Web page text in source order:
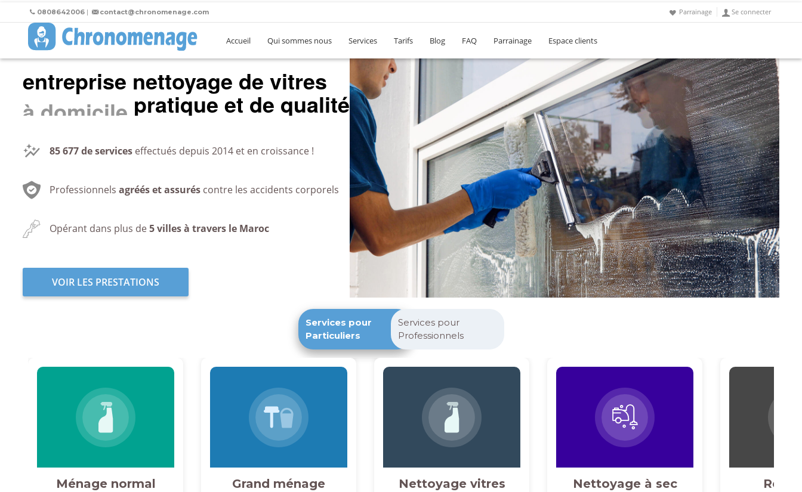
0808642006 | contact@chronomenage.com Parrainage Se connecter
Accueil Qui sommes nous Services Tarifs Blog FAQ Parrainage Espace clients
entreprise nettoyage de vitres
au bureaupratique et de qualité
85 677de services effectués depuis 2014 et en croissance !
Professionnels agréés et assurés contre les accidents corporels
Opérant dans plus de5 villes à travers le Maroc
VOIR LES PRESTATIONS
Services pour
Particuliers
Services pour
Professionnels
Ménage normal Grand ménage Nettoyage vitres Nettoyage à sec